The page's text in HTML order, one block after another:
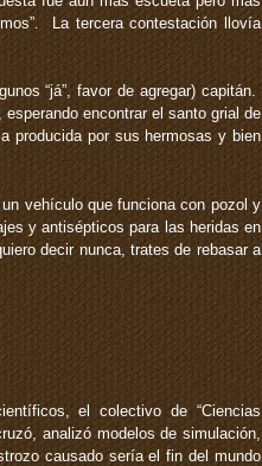
La tercera contestación llovía
“já”, favor de agregar) capitán.
encontrar el santo grial de
producida por sus hermosas y bien
vehículo que funciona con pozol y
y antisépticos para las heridas en
decir nunca, trates de rebasar a
el colectivo de “Ciencias
analizó modelos de simulación,
causado sería el fin del mundo